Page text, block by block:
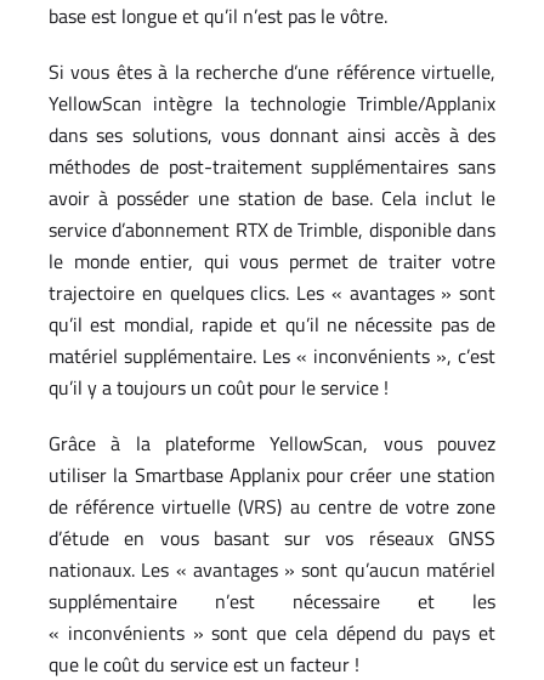
base est longue et qu’il n’est pas le vôtre.
Si vous êtes à la recherche d’une référence virtuelle,
YellowScan intègre la technologie Trimble/Applanix
dans ses solutions, vous donnant ainsi accès à des
méthodes de post-traitement supplémentaires sans
avoir à posséder une station de base. Cela inclut le
service d’abonnement RTX de Trimble, disponible dans
le monde entier, qui vous permet de traiter votre
trajectoire en quelques clics. Les « avantages » sont
qu’il est mondial, rapide et qu’il ne nécessite pas de
matériel supplémentaire. Les « inconvénients », c’est
qu’il y a toujours un coût pour le service !
Grâce à la plateforme YellowScan, vous pouvez
utiliser la Smartbase Applanix pour créer une station
de référence virtuelle (VRS) au centre de votre zone
d’étude en vous basant sur vos réseaux GNSS
nationaux. Les « avantages » sont qu’aucun matériel
supplémentaire n’est nécessaire et les
« inconvénients » sont que cela dépend du pays et
que le coût du service est un facteur !